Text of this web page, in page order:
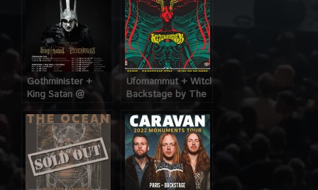
Gothminister +
King Satan @
Backstage by the
Mills (Paris), le 5
Novembre 2023
Ufomammut + Witchfinder @
Backstage by The
Mills (Paris), le 22
Septembre 2022